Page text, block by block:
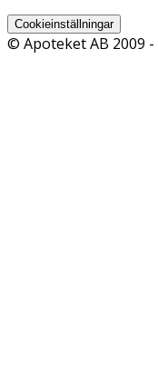
Cookieinställningar
© Apoteket AB 2009 -